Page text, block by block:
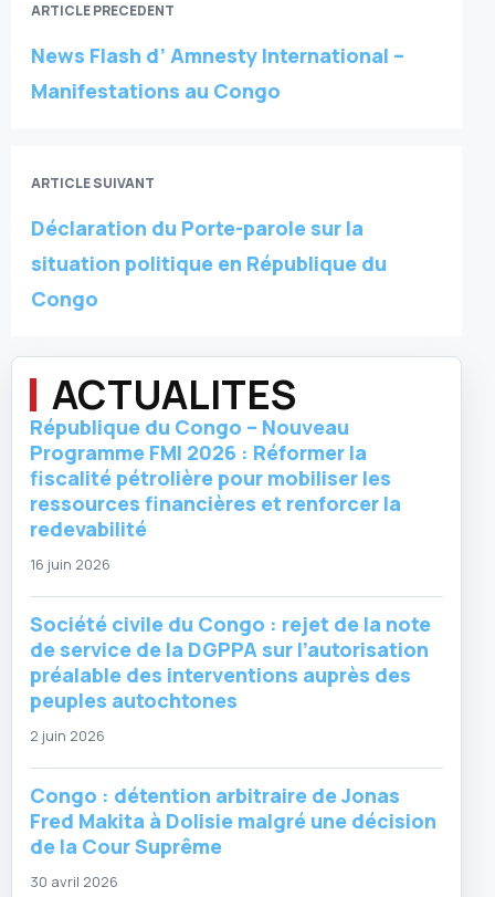
ARTICLE PRECEDENT
News Flash d’ Amnesty International –
Manifestations au Congo
ARTICLE SUIVANT
Déclaration du Porte-parole sur la
situation politique en République du
Congo
ACTUALITES
République du Congo – Nouveau
Programme FMI 2026 : Réformer la
fiscalité pétrolière pour mobiliser les
ressources financières et renforcer la
redevabilité
16 juin 2026
Société civile du Congo : rejet de la note
de service de la DGPPA sur l’autorisation
préalable des interventions auprès des
peuples autochtones
2 juin 2026
Congo : détention arbitraire de Jonas
Fred Makita à Dolisie malgré une décision
de la Cour Suprême
30 avril 2026